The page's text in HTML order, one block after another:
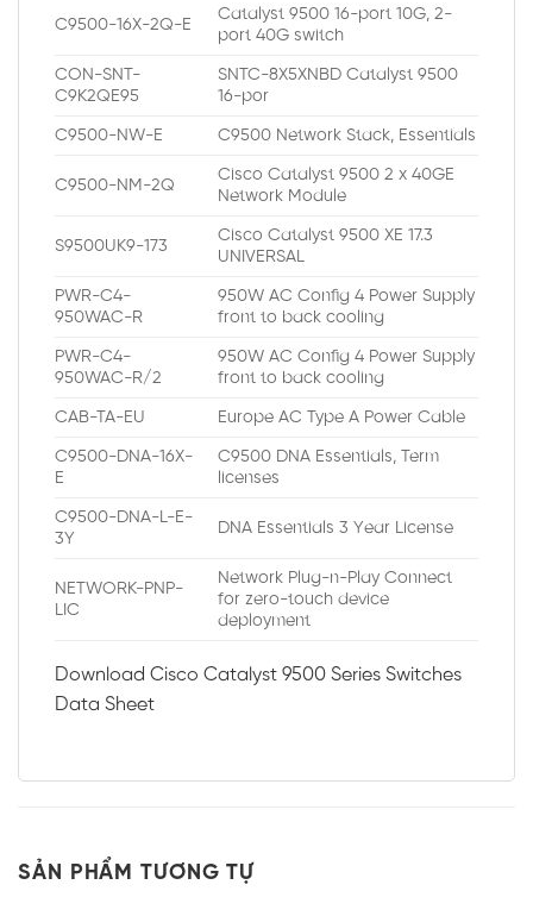
C9500-16X-2Q-E
Catalyst 9500 16-port 10G, 2-
port 40G switch
CON-SNT-
C9K2QE95
SNTC-8X5XNBD Catalyst 9500
16-por
C9500-NW-E C9500 Network Stack, Essentials
C9500-NM-2Q
Cisco Catalyst 9500 2 x 40GE
Network Module
S9500UK9-173
Cisco Catalyst 9500 XE 17.3
UNIVERSAL
PWR-C4-
950WAC-R
950W AC Config 4 Power Supply
front to back cooling
PWR-C4-
950WAC-R/2
950W AC Config 4 Power Supply
front to back cooling
CAB-TA-EU Europe AC Type A Power Cable
C9500-DNA-16X-
E
C9500 DNA Essentials, Term
licenses
C9500-DNA-L-E-
3Y
DNA Essentials 3 Year License
NETWORK-PNP-
LIC
Network Plug-n-Play Connect
for zero-touch device
deployment
Download Cisco Catalyst 9500 Series Switches
Data Sheet
SẢN PHẨM TƯƠNG TỰ